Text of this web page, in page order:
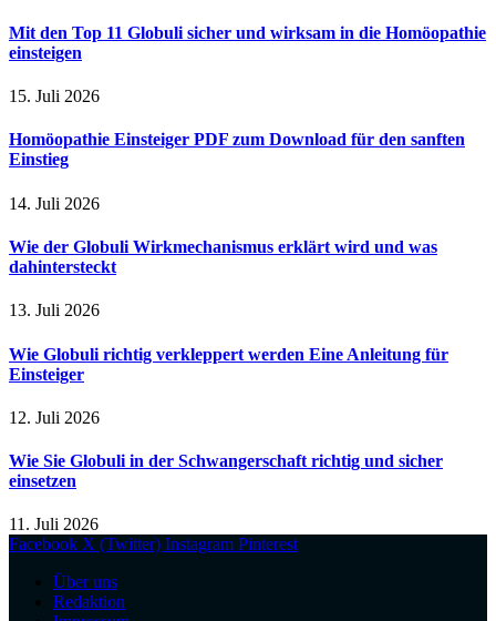
Mit den Top 11 Globuli sicher und wirksam in die Homöopathie
einsteigen
15. Juli 2026
Homöopathie Einsteiger PDF zum Download für den sanften
Einstieg
14. Juli 2026
Wie der Globuli Wirkmechanismus erklärt wird und was
dahintersteckt
13. Juli 2026
Wie Globuli richtig verkleppert werden Eine Anleitung für
Einsteiger
12. Juli 2026
Wie Sie Globuli in der Schwangerschaft richtig und sicher
einsetzen
11. Juli 2026
Facebook X (Twitter) Instagram Pinterest
Über uns
Redaktion